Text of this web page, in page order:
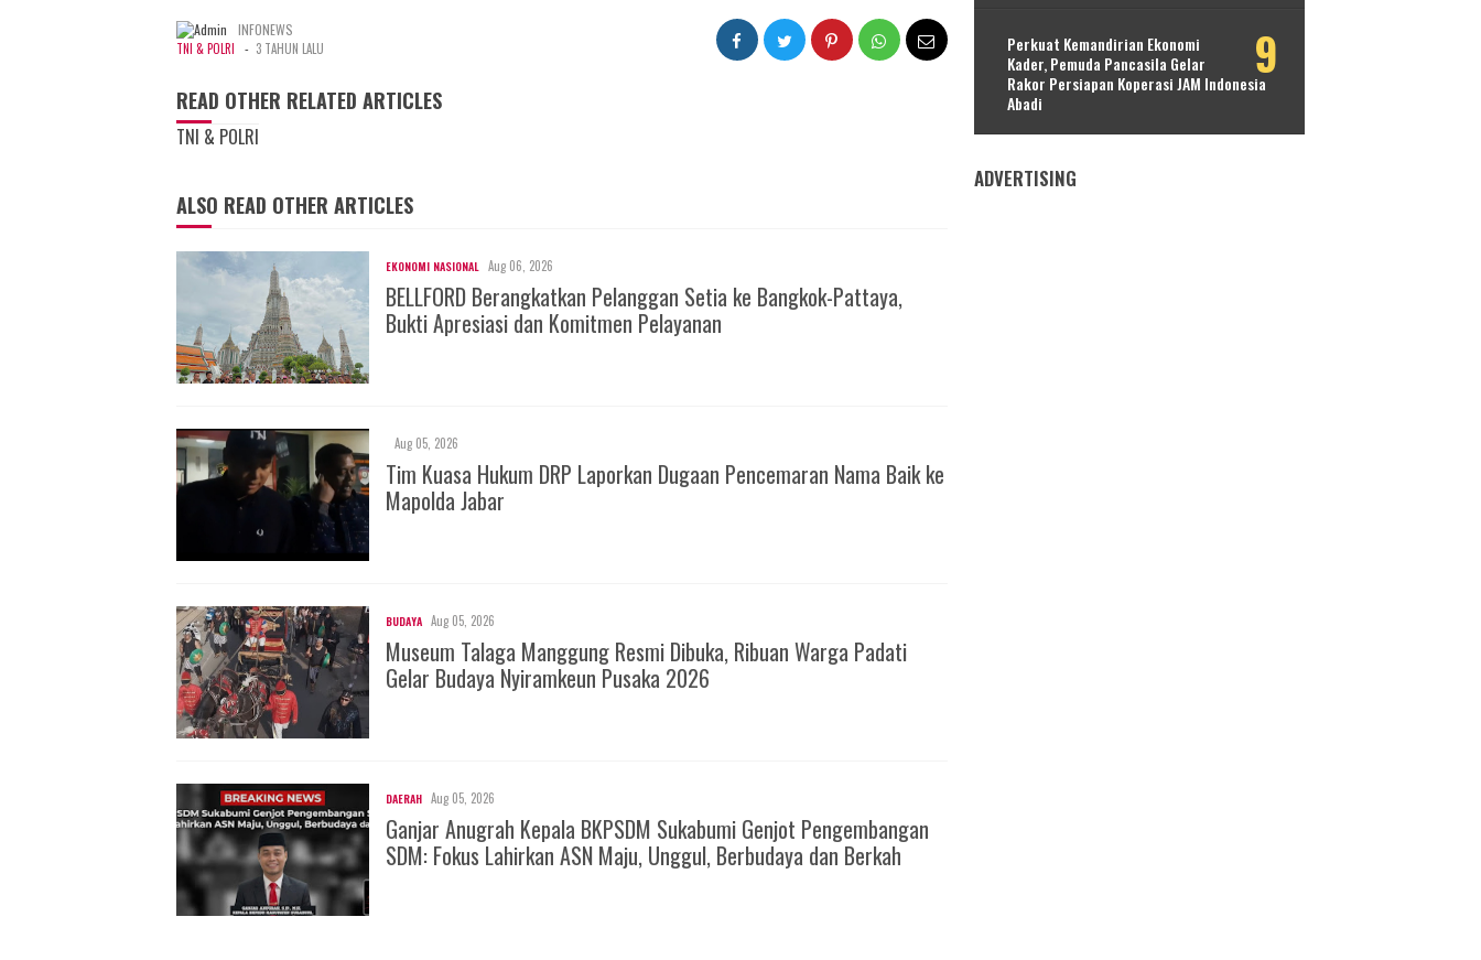
INFONEWS
TNI & POLRI - 3 TAHUN LALU
READ OTHER RELATED ARTICLES
TNI & POLRI
ALSO READ OTHER ARTICLES
EKONOMI NASIONAL Aug 06, 2026
BELLFORD Berangkatkan Pelanggan Setia ke Bangkok-Pattaya,
Bukti Apresiasi dan Komitmen Pelayanan
Aug 05, 2026
Tim Kuasa Hukum DRP Laporkan Dugaan Pencemaran Nama Baik ke
Mapolda Jabar
BUDAYA Aug 05, 2026
Museum Talaga Manggung Resmi Dibuka, Ribuan Warga Padati
Gelar Budaya Nyiramkeun Pusaka 2026
DAERAH Aug 05, 2026
Ganjar Anugrah Kepala BKPSDM Sukabumi Genjot Pengembangan
SDM: Fokus Lahirkan ASN Maju, Unggul, Berbudaya dan Berkah
Perkuat Kemandirian Ekonomi
Kader, Pemuda Pancasila Gelar
Rakor Persiapan Koperasi JAM Indonesia
Abadi
ADVERTISING